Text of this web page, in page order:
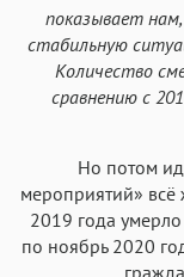
показывает
стабильную
Количество
сравнению с
Но потом
мероприятий» всё
2019 года
по ноябрь 2020